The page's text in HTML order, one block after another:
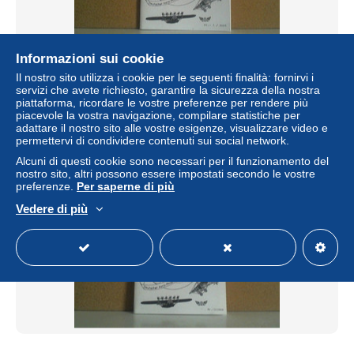
Aero-Post 3/2005
± 9,82 USD
Stato Professionista
Informazioni sui cookie
Il nostro sito utilizza i cookie per le seguenti finalità: fornirvi i
servizi che avete richiesto, garantire la sicurezza della nostra
piattaforma, ricordare le vostre preferenze per rendere più
piacevole la vostra navigazione, compilare statistiche per
adattare il nostro sito alle vostre esigenze, visualizzare video e
permettervi di condividere contenuti sui social network.
Alcuni di questi cookie sono necessari per il funzionamento del
nostro sito, altri possono essere impostati secondo le vostre
preferenze. Per saperne di più
Vedere di più